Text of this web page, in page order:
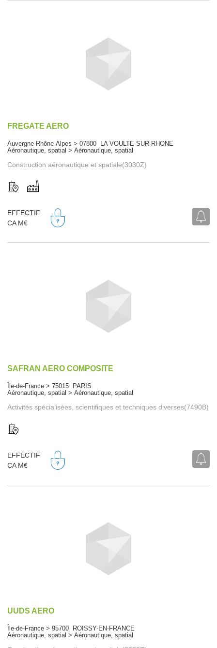
FREGATE AERO
Auvergne-Rhône-Alpes > 07800 LA VOULTE-SUR-RHONE
Aéronautique, spatial > Aéronautique, spatial
Construction aéronautique et spatiale(3030Z)
EFFECTIF
CA M€
SAFRAN AERO COMPOSITE
Île-de-France > 75015 PARIS
Aéronautique, spatial > Aéronautique, spatial
Activités spécialisées, scientifiques et techniques diverses(7490B)
EFFECTIF
CA M€
UUDS AERO
Île-de-France > 95700 ROISSY-EN-FRANCE
Aéronautique, spatial > Aéronautique, spatial